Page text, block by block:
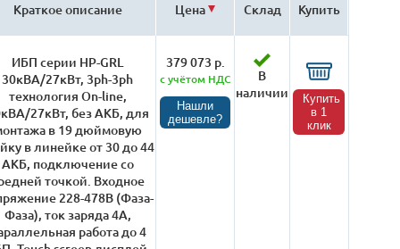
Краткое описание Цена Склад Купить
ИБП серии HP-GRL
30кВА/27кВт, 3ph-3ph
технология On-line,
27кВт, без АКБ, для
в 19 дюймовую
в линейке от 30 до 44
АКБ, подключение со
точкой. Входное
228-478В (Фаза-
Фаза), ток заряда 4А,
работа до 4
379 073 р.
с учётом НДС
Нашли
дешевле?
В
наличии
Купить
в 1
клик